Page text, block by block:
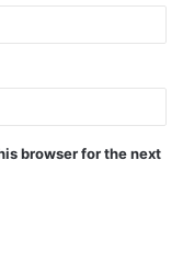
browser for the next